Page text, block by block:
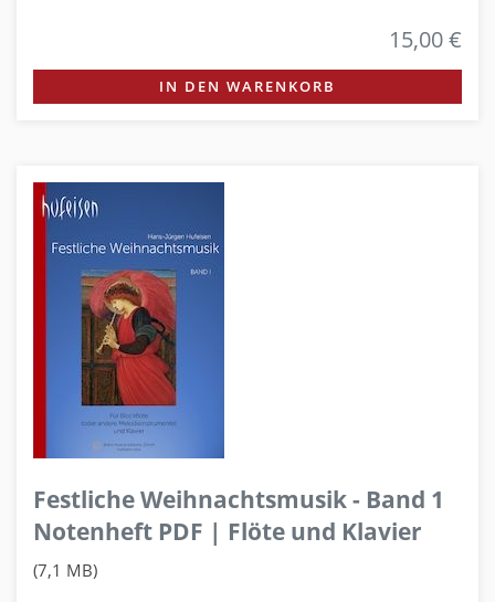
15,00 €
IN DEN WARENKORB
Festliche Weihnachtsmusik - Band 1
Notenheft PDF | Flöte und Klavier
(7,1 MB)